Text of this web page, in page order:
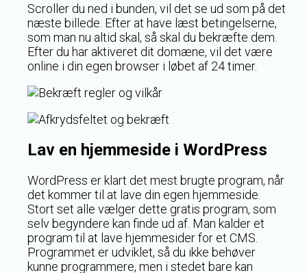
Scroller du ned i bunden, vil det se ud som på det
næste billede. Efter at have læst betingelserne,
som man nu altid skal, så skal du bekræfte dem.
Efter du har aktiveret dit domæne, vil det være
online i din egen browser i løbet af 24 timer.
Lav en hjemmeside i WordPress
WordPress er klart det mest brugte program, når
det kommer til at lave din egen hjemmeside.
Stort set alle vælger dette gratis program, som
selv begyndere kan finde ud af. Man kalder et
program til at lave hjemmesider for et CMS.
Programmet er udviklet, så du ikke behøver
kunne programmere, men i stedet bare kan